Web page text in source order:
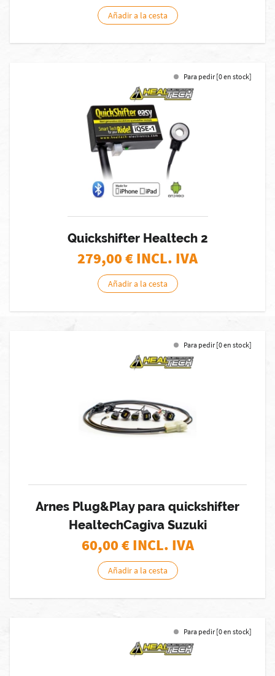
Añadir a la cesta
Para pedir [0 en stock]
Quickshifter Healtech 2
279,00€ INCL. IVA
Añadir a la cesta
Para pedir [0 en stock]
Arnes Plug&Play para quickshifter
HealtechCagiva Suzuki
60,00€ INCL. IVA
Añadir a la cesta
Para pedir [0 en stock]